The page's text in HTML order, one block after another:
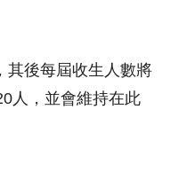
其後每屆收生人數將
人，並會維持在此